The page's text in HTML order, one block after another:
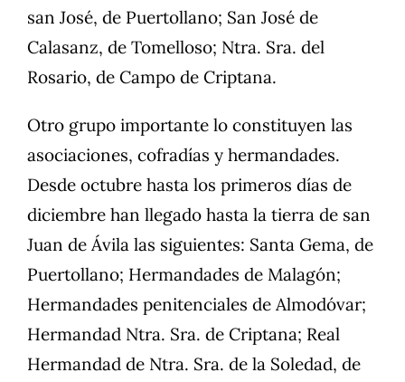
san José, de Puertollano; San José de
Calasanz, de Tomelloso; Ntra. Sra. del
Rosario, de Campo de Criptana.
Otro grupo importante lo constituyen las
asociaciones, cofradías y hermandades.
Desde octubre hasta los primeros días de
diciembre han llegado hasta la tierra de san
Juan de Ávila las siguientes: Santa Gema, de
Puertollano; Hermandades de Malagón;
Hermandades penitenciales de Almodóvar;
Hermandad Ntra. Sra. de Criptana; Real
Hermandad de Ntra. Sra. de la Soledad, de